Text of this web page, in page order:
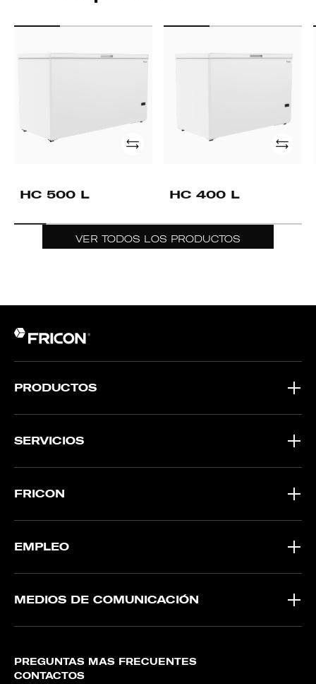
HC
HC 500 L
HC
HC 400 L
VER TODOS LOS PRODUCTOS
PRODUCTOS
SERVICIOS
FRICON
EMPLEO
MEDIOS DE COMUNICACIÓN
PREGUNTAS MÁS FRECUENTES
CONTACTOS